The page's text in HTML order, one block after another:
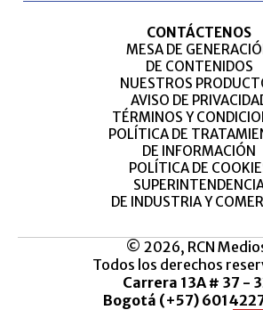
CONTÁCTENOS
MESA DE
DE CONTENIDOS
NUESTROS
AVISO DE
TÉRMINOS Y
POLÍTICA DE
DE INFORMACIÓN
POLÍTICA DE
DE INDUSTRIA Y
© 2026, RCN
Todos los derechos
Carrera 13A # 37 -
Bogotá (+57)